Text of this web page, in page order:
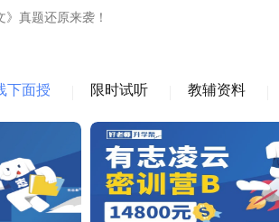
真题还原来袭！
下面授 限时试听 教辅资料